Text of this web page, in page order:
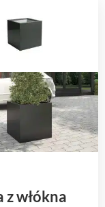
z włókna